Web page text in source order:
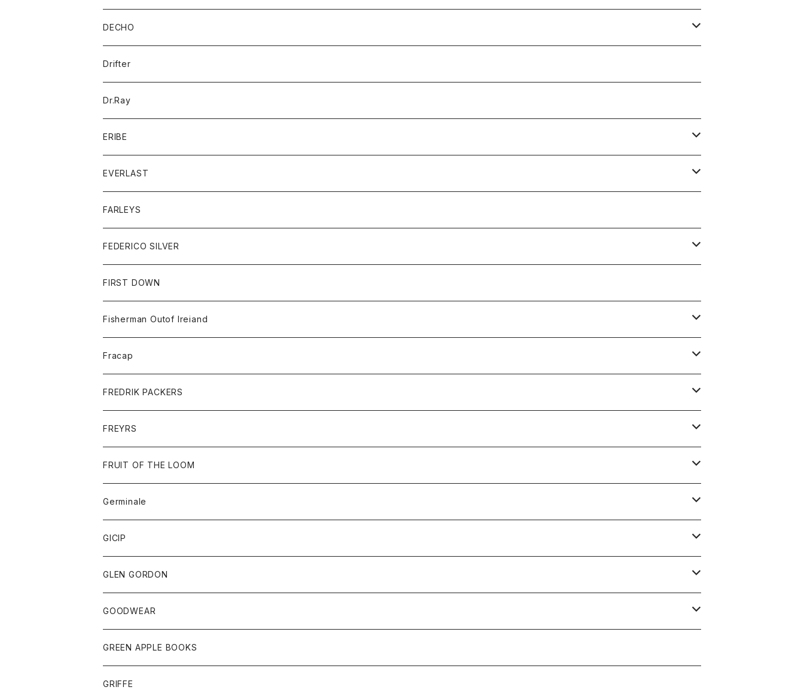
Tシャツ
パーカー
カードケース
バッグ
アウター
コート
ジャケット
アクセサリー
バッグ
キッズ
シャツ
Tシャツ
グッズ
帽子
トップス
シャツ
セーター
ボトム
ショートパンツ
パンツ
レディース
コート
ジャケット
Tシャツ
ボトム
DECHO
帽子
Drifter
Dr.Ray
ERIBE
ニット
EVERLAST
トップス
ジャケット
スエットシャツ
ボトム
スエットパンツ
グッズ
帽子
FARLEYS
FEDERICO SILVER
アクセサリー
FIRST DOWN
Fisherman Outof Ireiand
ニット
Fracap
グッズ
靴
FREDRIK PACKERS
アクセサリー
バッグ
FREYRS
サングラス
FRUIT OF THE LOOM
アウター
パーカー
グッズ
ネクタイ
チーフ
トップス
シャツ
タンクトップ
ボトム
ショートパンツ
スカート
レディース
スカート
Germinale
靴
サンダル
GICIP
トップス
Tシャツ
GLEN GORDON
グッズ
手袋
GOODWEAR
トップス
Tシャツ
GREEN APPLE BOOKS
GRIFFE